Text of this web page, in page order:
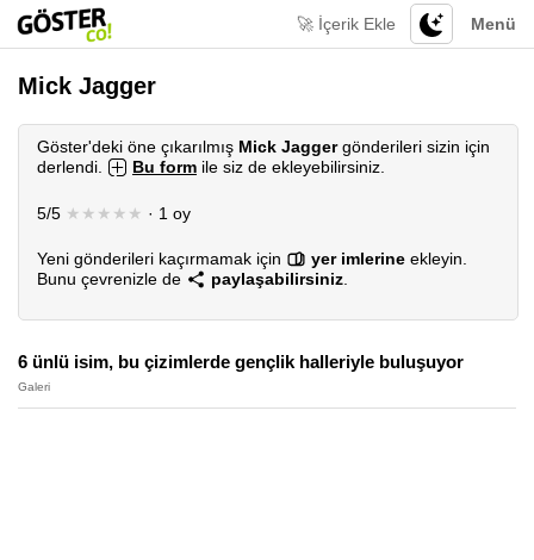
Menü
🚀 İçerik Ekle
Mick Jagger
Göster'deki öne çıkarılmış Mick Jaggergönderileri sizin için
derlendi.
Bu form ile siz de ekleyebilirsiniz.
5/5 ★★★★★ · 1 oy
Yeni gönderileri kaçırmamak için yer imlerine ekleyin.
Bunu çevrenizle de
paylaşabilirsiniz
6 ünlü isim, bu çizimlerde gençlik halleriyle buluşuyor
Galeri